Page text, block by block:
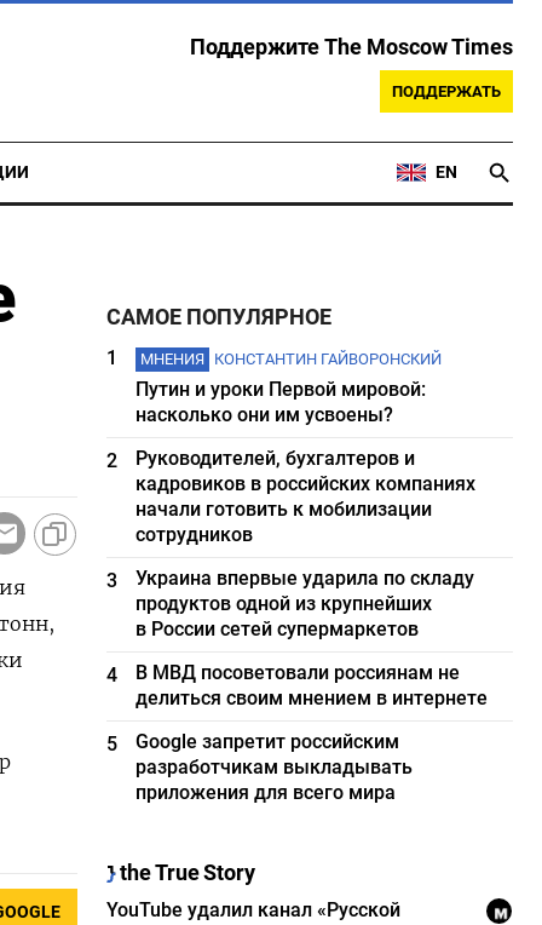
Поддержите The Moscow Times
ПОДДЕРЖАТЬ
EN
САМОЕ ПОПУЛЯРНОЕ
1 МНЕНИЯ КОНСТАНТИН ГАЙВОРОНСКИЙ
Путин и уроки Первой мировой:
насколько они им усвоены?
2
Руководителей, бухгалтеров и
кадровиков в российских компаниях
начали готовить к мобилизации
сотрудников
3
Украина впервые ударила по складу
продуктов одной из крупнейших
в России сетей супермаркетов
4
В МВД посоветовали россиянам не
делиться своим мнением в интернете
5
Google запретит российским
разработчикам выкладывать
приложения для всего мира